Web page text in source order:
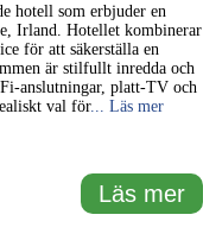
hotell som erbjuder en
Irland. Hotellet kombinerar
för att säkerställa en
är stilfullt inredda och
anslutningar, platt-TV och
val för... Läs mer
Läs mer